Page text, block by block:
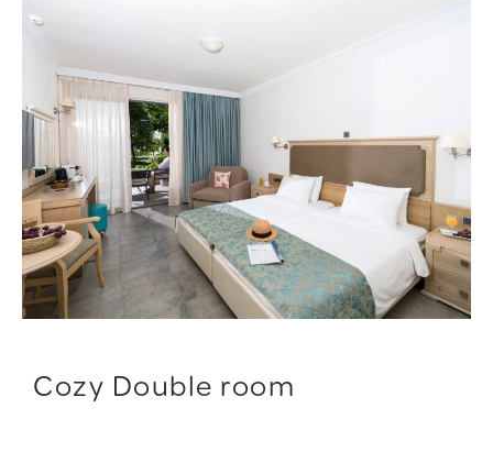
Cozy Double room